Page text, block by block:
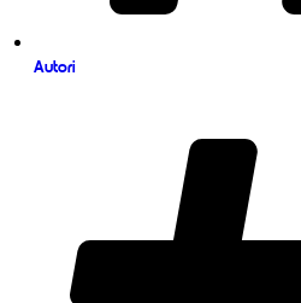
Autori